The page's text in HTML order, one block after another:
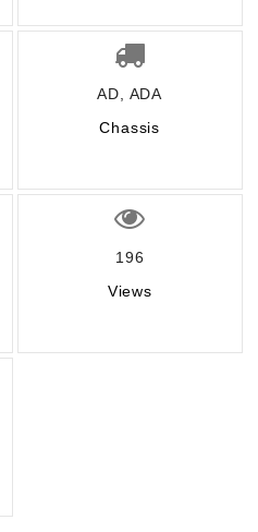
AD, ADA
Chassis
196
Views